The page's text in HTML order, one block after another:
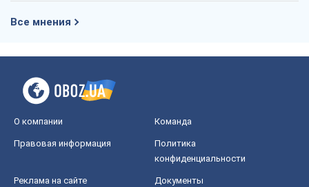
Все мнения
О компании Команда
Правовая информация
Политика
конфиденциальности
Реклама на сайте Документы